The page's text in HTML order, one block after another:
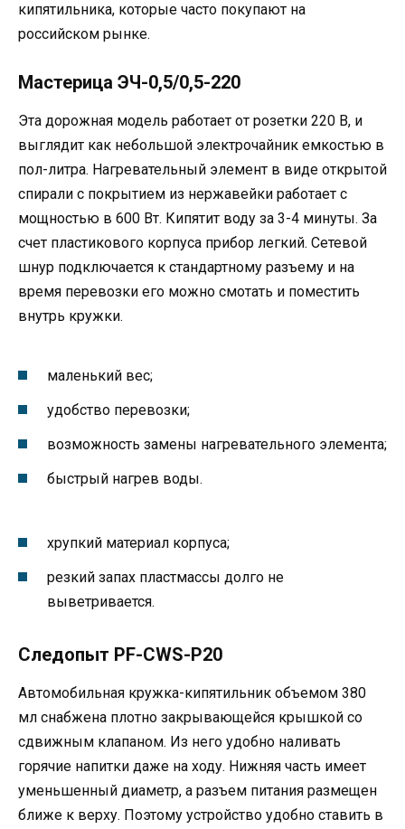
кипятильника, которые часто покупают на
российском рынке.
Мастерица ЭЧ-0,5/0,5-220
Эта дорожная модель работает от розетки 220 В, и
выглядит как небольшой электрочайник емкостью в
пол-литра. Нагревательный элемент в виде открытой
спирали с покрытием из нержавейки работает с
мощностью в 600 Вт. Кипятит воду за 3-4 минуты. За
счет пластикового корпуса прибор легкий. Сетевой
шнур подключается к стандартному разъему и на
время перевозки его можно смотать и поместить
внутрь кружки.
маленький вес;
удобство перевозки;
возможность замены нагревательного элемента;
быстрый нагрев воды.
хрупкий материал корпуса;
резкий запах пластмассы долго не
выветривается.
Следопыт PF-CWS-P20
Автомобильная кружка-кипятильник объемом 380
мл снабжена плотно закрывающейся крышкой со
сдвижным клапаном. Из него удобно наливать
горячие напитки даже на ходу. Нижняя часть имеет
уменьшенный диаметр, а разъем питания размещен
ближе к верху. Поэтому устройство удобно ставить в